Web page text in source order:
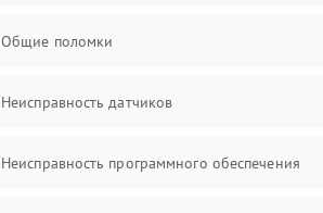
Общие поломки
Неисправность датчиков
Неисправность программного обеспечения